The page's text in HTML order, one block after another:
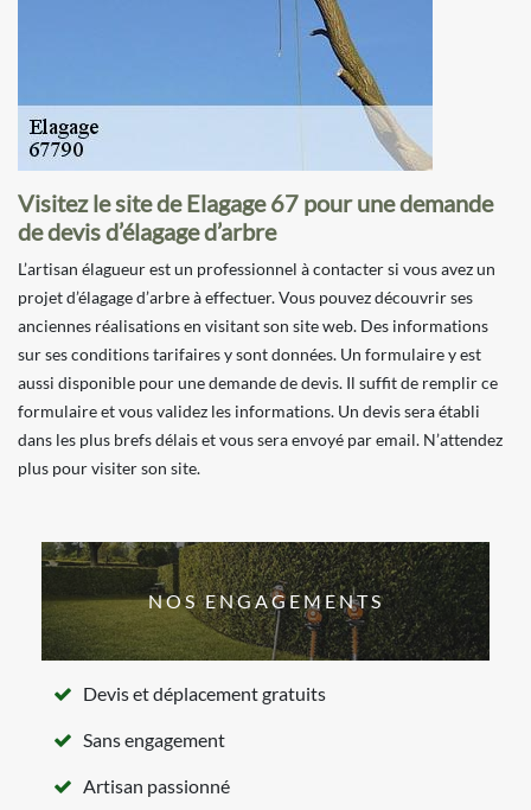
Visitez le site de Elagage 67 pour une demande
de devis d’élagage d’arbre
L’artisan élagueur est un professionnel à contacter si vous avez un
projet d’élagage d’arbre à effectuer. Vous pouvez découvrir ses
anciennes réalisations en visitant son site web. Des informations
sur ses conditions tarifaires y sont données. Un formulaire y est
aussi disponible pour une demande de devis. Il suffit de remplir ce
formulaire et vous validez les informations. Un devis sera établi
dans les plus brefs délais et vous sera envoyé par email. N’attendez
plus pour visiter son site.
NOS ENGAGEMENTS
Devis et déplacement gratuits
Sans engagement
Artisan passionné